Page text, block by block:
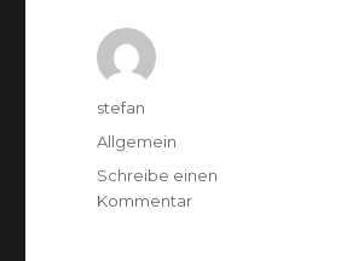
Autor
stefan
Kategorien
Allgemein
Schreibe einen
Kommentarzu